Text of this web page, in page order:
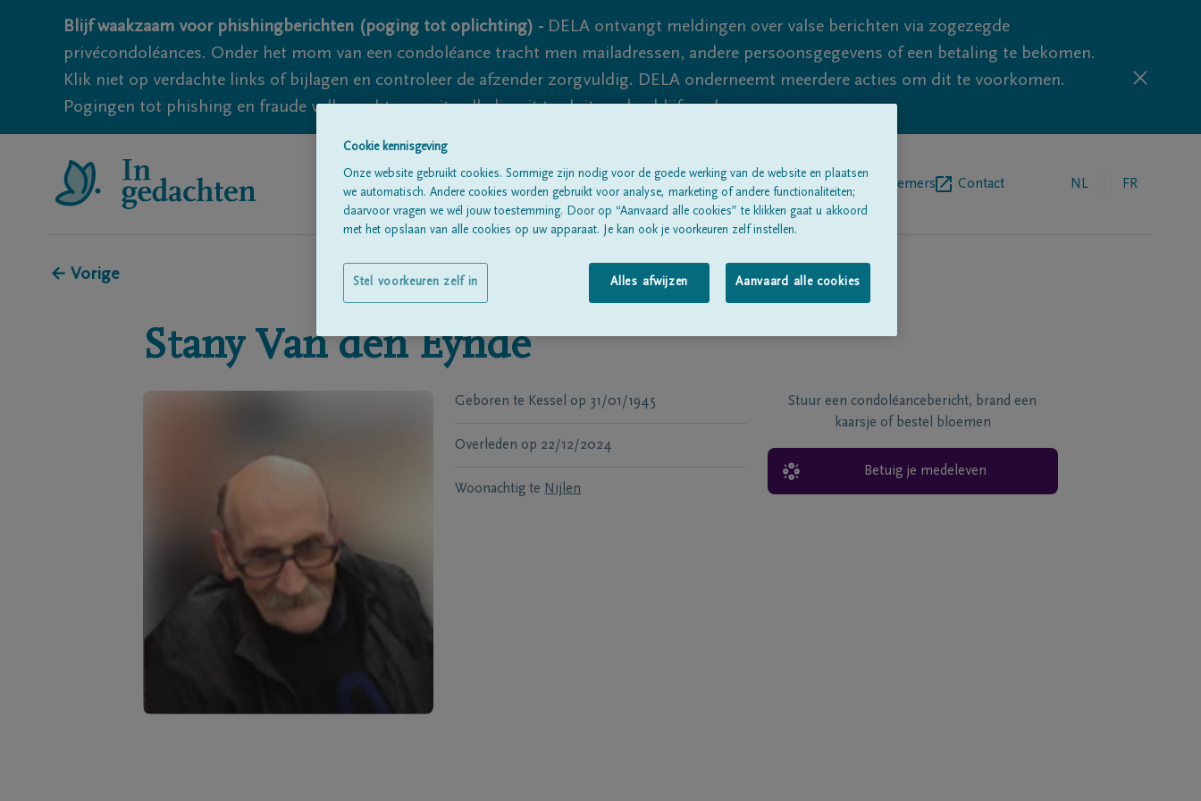
Blijf waakzaam voor phishingberichten (poging tot oplichting) - DELA ontvangt meldingen over valse berichten via zogezegde
privécondoléances. Onder het mom van een condoléance tracht men mailadressen, andere persoonsgegevens of een betaling te bekomen.
Klik niet op verdachte links of bijlagen en controleer de afzender zorgvuldig. DELA onderneemt meerdere acties om dit te voorkomen.
Pogingen tot phishing en fraude vallen echter nooit volledig uit te sluiten, dus blijf waakzaam.
Alle rouwberichten Over ons Begrafenisondernemers Contact NL FR
← Vorige
Stany Van den Eynde
Geboren te Kessel op 31/01/1945
Overleden op 22/12/2024
Woonachtig te Nijlen
Stuur een condoléancebericht, brand een
kaarsje of bestel bloemen
Betuig je medeleven
Cookie kennisgeving
Onze website gebruikt cookies. Sommige zijn nodig voor de goede werking van de website en plaatsen
we automatisch. Andere cookies worden gebruikt voor analyse, marketing of andere functionaliteiten;
daarvoor vragen we wél jouw toestemming. Door op “Aanvaard alle cookies” te klikken gaat u akkoord
met het opslaan van alle cookies op uw apparaat. Je kan ook je voorkeuren zelf instellen.
Alles afwijzen Aanvaard alle cookies
Stel voorkeuren zelf in